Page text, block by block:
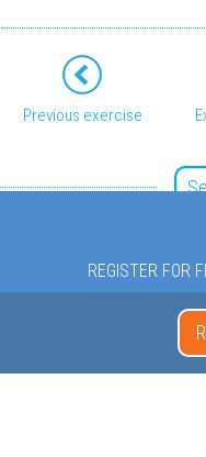
Previous exercise
REGISTER FOR